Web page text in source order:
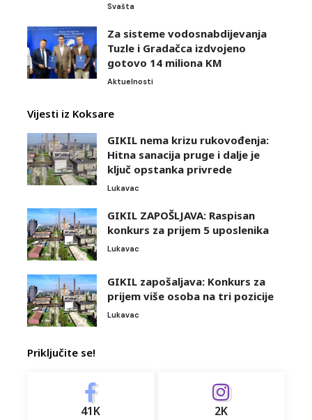
Svašta
Za sisteme vodosnabdijevanja
Tuzle i Gradačca izdvojeno
gotovo 14 miliona KM
Aktuelnosti
Vijesti iz Koksare
GIKIL nema krizu rukovođenja:
Hitna sanacija pruge i dalje je
ključ opstanka privrede
Lukavac
GIKIL ZAPOŠLJAVA: Raspisan
konkurs za prijem 5 uposlenika
Lukavac
GIKIL zapošaljava: Konkurs za
prijem više osoba na tri pozicije
Lukavac
Priključite se!
41K 2K